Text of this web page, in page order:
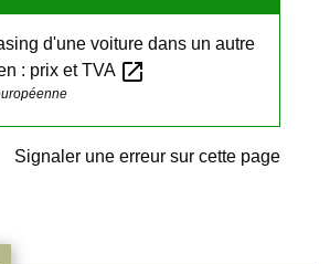
d'une voiture dans un autre
: prix et TVA open_in_new
Signaler une erreur sur cette page